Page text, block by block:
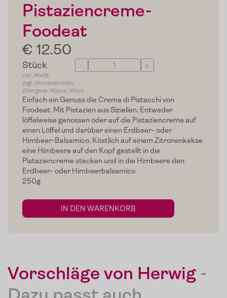
Home
Zum Shop
Edelgreissler
Verkostungen
Blog
Presse
Pistaziencreme-
Foodeat
€ 12.50
Stück - +
inkl. MwSt.
zzgl. Versandkosten
Allergene: Nüsse, Milch
Einfach ein Genuss die Crema di Pistacchi von
Foodeat. Mit Pistazien aus Sizielien. Entweder
löffelweise genossen oder auf die Pistaziencreme auf
einen Löffel und darüber einen Erdbeer- oder
Himbeer-Balsamico. Köstlich auf einem Zitronenkekse
eine Himbeere auf den Kopf gestellt in die
Pistaziencreme stecken und in die Himbeere den
Erdbeer- oder Himbeerbalsamico
250g
IN DEN WARENKORB
Vorschläge von Herwig-